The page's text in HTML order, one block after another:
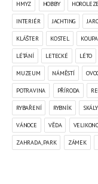
HMYZ HOBBY
INTERIÉR JACHTING
KLÁŠTER KOSTEL
LÉTÁNÍ LETECKÉ LÉTO
MUZEUM NÁMĚSTÍ
POTRAVINA PŘÍRODA
RYBAŘENÍ RYBNÍK SKÁLY
VÁNOCE VĚDA
ZAHRADA, PARK ZÁMEK